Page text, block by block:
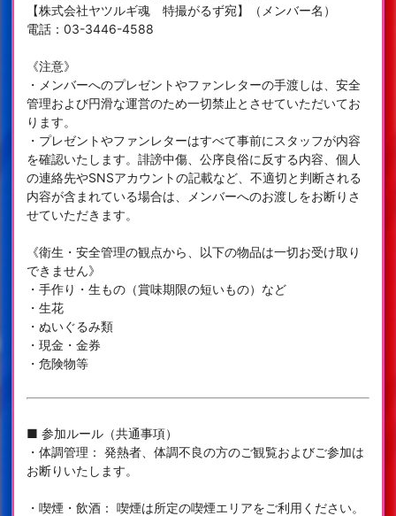
【株式会社ヤツルギ魂 特撮がるず宛】（メンバー名）
電話：03-3446-4588
《注意》
・メンバーへのプレゼントやファンレターの手渡しは、安全
管理および円滑な運営のため一切禁止とさせていただいてお
ります。
・プレゼントやファンレターはすべて事前にスタッフが内容
を確認いたします。誹謗中傷、公序良俗に反する内容、個人
の連絡先やSNSアカウントの記載など、不適切と判断される
内容が含まれている場合は、メンバーへのお渡しをお断りさ
せていただきます。
《衛生・安全管理の観点から、以下の物品は一切お受け取り
できません》
・手作り・生もの（賞味期限の短いもの）など
・生花
・ぬいぐるみ類
・現金・金券
・危険物等
■ 参加ルール（共通事項）
・体調管理： 発熱者、体調不良の方のご観覧およびご参加は
お断りいたします。
・喫煙・飲酒： 喫煙は所定の喫煙エリアをご利用ください。